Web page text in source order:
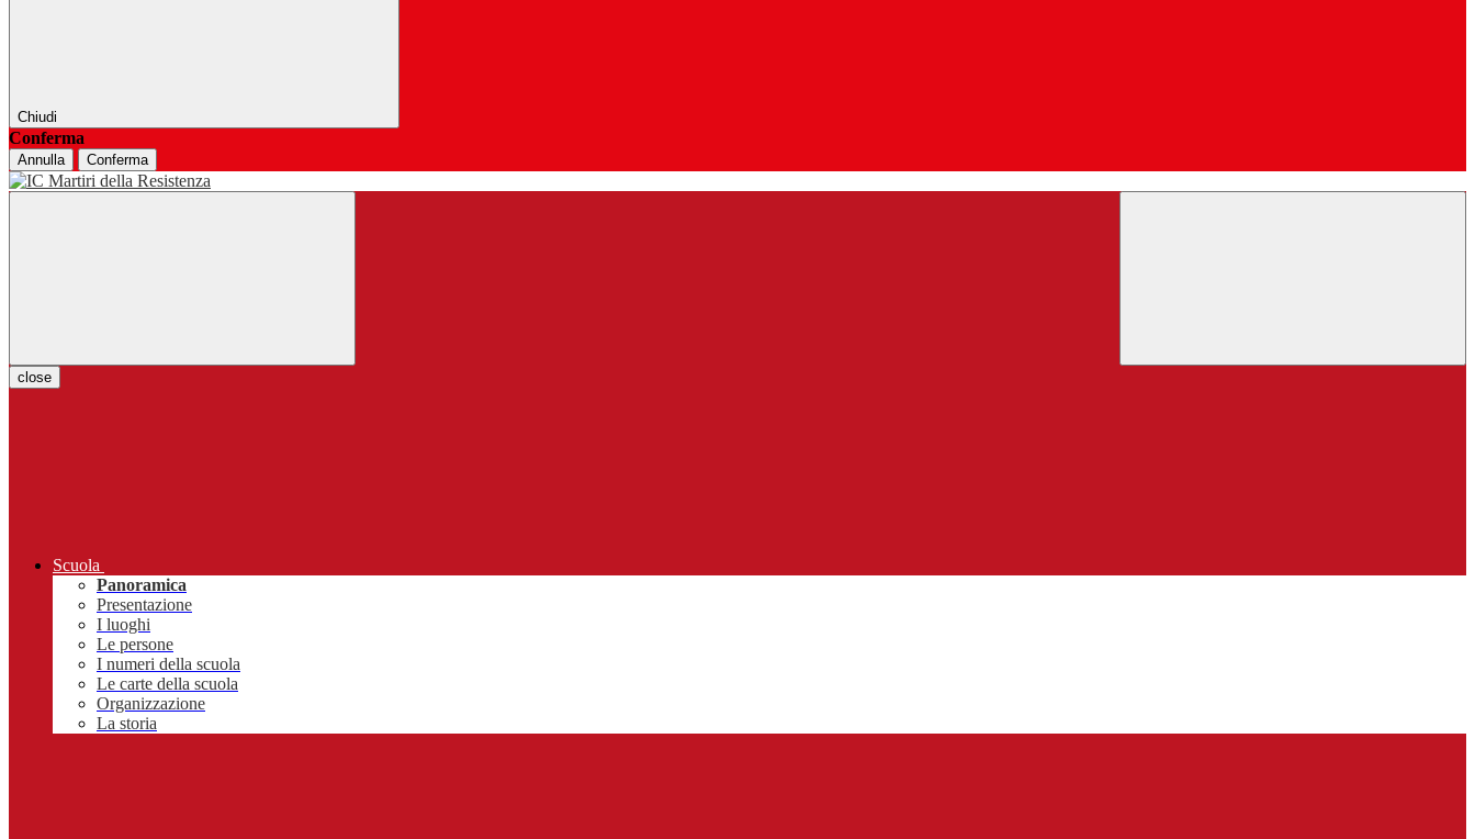
Chiudi
Conferma
Annulla Conferma
close
Scuola
Panoramica
Presentazione
I luoghi
Le persone
I numeri della scuola
Le carte della scuola
Organizzazione
La storia